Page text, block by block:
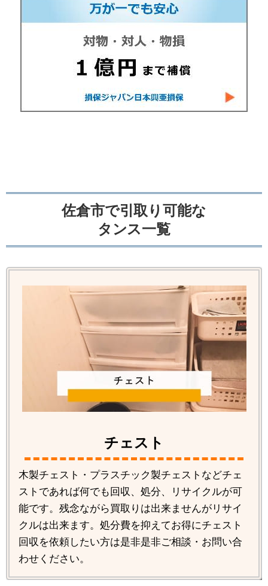
佐倉市で引取り可能な
タンス一覧
チェスト
木製チェスト・プラスチック製チェストなどチェ
ストであれば何でも回収、処分、リサイクルが可
能です。残念ながら買取りは出来ませんがリサイ
クルは出来ます。処分費を抑えてお得にチェスト
回収を依頼したい方は是非是非ご相談・お問い合
わせください。